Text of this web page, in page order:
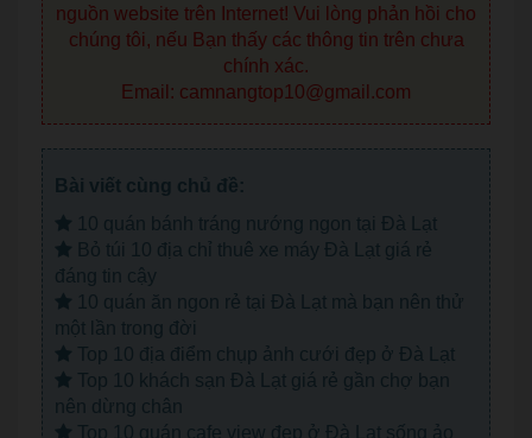
nguồn website trên Internet! Vui lòng phản hồi cho
chúng tôi, nếu Bạn thấy các thông tin trên chưa
chính xác.
Email: camnangtop10@gmail.com
Bài viết cùng chủ đề:
10 quán bánh tráng nướng ngon tại Đà Lạt
Bỏ túi 10 địa chỉ thuê xe máy Đà Lạt giá rẻ
đáng tin cậy
10 quán ăn ngon rẻ tại Đà Lạt mà bạn nên thử
một lần trong đời
Top 10 địa điểm chụp ảnh cưới đẹp ở Đà Lạt
Top 10 khách sạn Đà Lạt giá rẻ gần chợ bạn
nên dừng chân
Top 10 quán cafe view đẹp ở Đà Lạt sống ảo